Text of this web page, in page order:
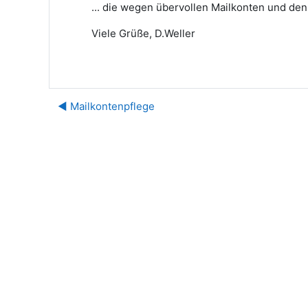
... die wegen übervollen Mailkonten und
Viele Grüße, D.Weller
◀︎ Mailkontenpflege